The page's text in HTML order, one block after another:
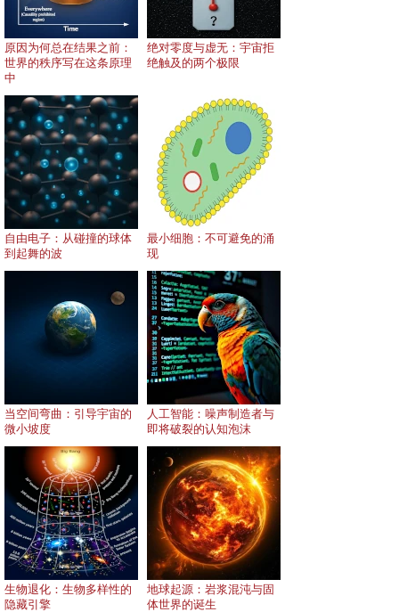
原因为何总在结果之前：
世界的秩序写在这条原理
中
绝对零度与虚无：宇宙拒
绝触及的两个极限
自由电子：从碰撞的球体
到起舞的波
最小细胞：不可避免的涌
现
当空间弯曲：引导宇宙的
微小坡度
人工智能：噪声制造者与
即将破裂的认知泡沫
生物退化：生物多样性的
隐藏引擎
地球起源：岩浆混沌与固
体世界的诞生